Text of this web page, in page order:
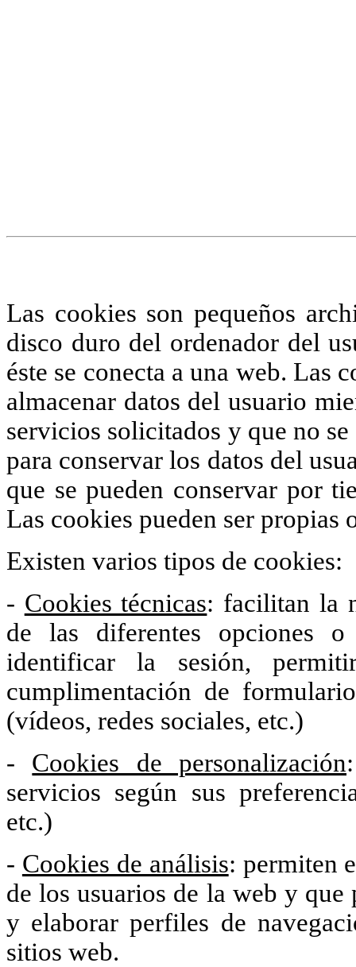
Las cookies son pequeños
disco duro del ordenador del
éste se conecta a una web. Las
almacenar datos del usuario
servicios solicitados y que no
para conservar los datos del
que se pueden conservar por
Las cookies pueden ser propias
Existen varios tipos de cookies:
- Cookies técnicas: facilitan la
de las diferentes opciones
identificar la sesión,
cumplimentación de
(vídeos, redes sociales, etc.)
- Cookies de personalización
servicios según sus
etc.)
- Cookies de análisis: permiten
de los usuarios de la web y
y elaborar perfiles de
sitios web.